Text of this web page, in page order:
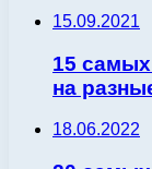
15.09.2021
15 самых
на
18.06.2022